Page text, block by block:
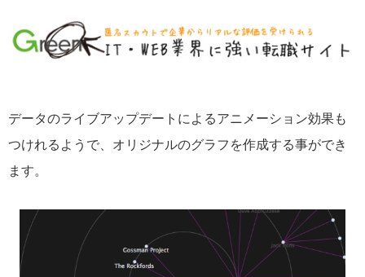
データのライブアップデートによるアニメーション効果も
つけれるようで、オリジナルのグラフを作成する事ができ
ます。